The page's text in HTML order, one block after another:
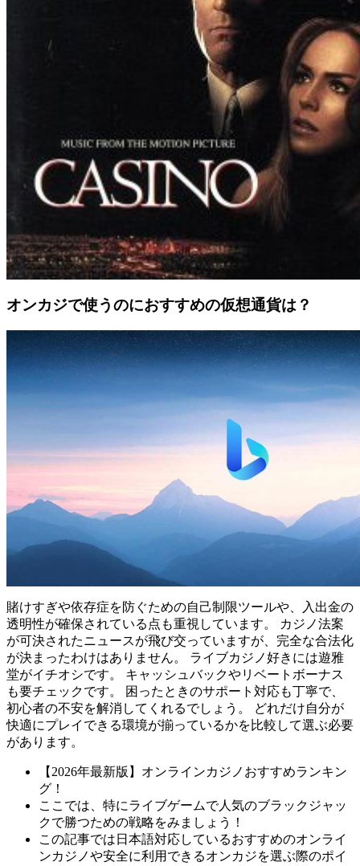
オンカジで使うのにおすすめの仮想通貨は？
賭けすぎや依存症を防ぐための自己制限ツールや、入出金の
透明性が確保されている点も重視しています。 カジノ法案
が可決されたニュースが飛び交っていますが、完全な合法化
が決まったわけはありません。 ライブカジノ好きには遊雅
堂がイチオシです。 キャッシュバックやリベートボーナス
も要チェックです。 困ったときのサポート対応も丁寧で、
初心者の不安を解消してくれるでしょう。 どれだけ自分が
快適にプレイできる環境が揃っているかを比較して選ぶ必要
があります。
【2026年最新版】オンラインカジノおすすめランキン
グ！
ここでは、特にライブゲームで人気のブラックジャッ
クで勝つための戦略をみましょう！
この記事では日本語対応しているおすすめのオンライ
ンカジノや安全に利用できるオンカジを選ぶ際のポイ